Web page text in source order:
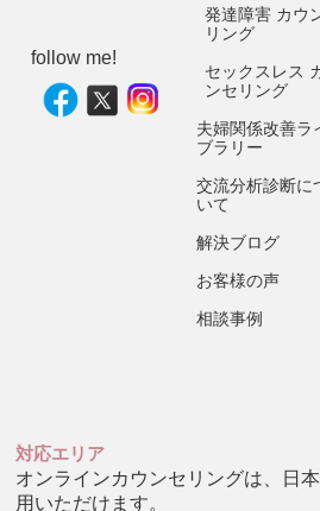
follow me!
発達障害 カウ
リング
セックスレス
ンセリング
夫婦関係改善ラ
ブラリー
交流分析診断に
いて
解決ブログ
お客様の声
相談事例
対応エリア
オンラインカウンセリングは、日
用いただけます。